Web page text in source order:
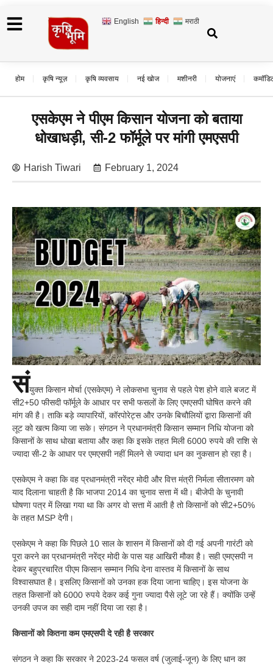
English हिन्दी मराठी
होम कृषि न्यूज़ कृषि व्यवसाय नई खोज मशीनरी योजनाएं
एसकेएम ने पीएम किसान योजना को बताया
धोखाधड़ी, सी-2 फॉर्मूले पर मांगी एमएसपी
Harish Tiwari February 1, 2024
संयुक्त किसान मोर्चा (एसकेएम) ने लोकसभा चुनाव से पहले पेश होने वाले बजट में
सी2+50 फीसदी फॉर्मूले के आधार पर सभी फसलों के लिए एमएसपी घोषित करने की
मांग की है। ताकि बड़े व्यापारियों, कॉरपोरेट्स और उनके बिचौलियों द्वारा किसानों की
लूट को खत्म किया जा सके। संगठन ने प्रधानमंत्री किसान सम्मान निधि योजना को
किसानों के साथ धोखा बताया और कहा कि इसके तहत मिली 6000 रुपये की राशि से
ज्यादा सी-2 के आधार पर एमएसपी नहीं मिलने से ज्यादा धन का नुकसान हो रहा है।
एसकेएम ने कहा कि वह प्रधानमंत्री नरेंद्र मोदी और वित्त मंत्री निर्मला सीतारमण को
याद दिलाना चाहती है कि भाजपा 2014 का चुनाव सत्ता में थी। बीजेपी के चुनावी
घोषणा पत्र में लिखा गया था कि अगर वो सत्ता में आती है तो किसानों को सी2+50%
के तहत MSP देगी।
एसकेएम ने कहा कि पिछले 10 साल के शासन में किसानों को दी गई अपनी गारंटी को
पूरा करने का प्रधानमंत्री नरेंद्र मोदी के पास यह आखिरी मौका है। सही एमएसपी न
देकर बहुप्रचारित पीएम किसान सम्मान निधि देना वास्तव में किसानों के साथ
विश्वासघात है। इसलिए किसानों को उनका हक दिया जाना चाहिए। इस योजना के
तहत किसानों को 6000 रुपये देकर कई गुना ज्यादा पैसे लूटे जा रहे हैं। क्योंकि उन्हें
उनकी उपज का सही दाम नहीं दिया जा रहा है।
किसानों को कितना कम एमएसपी दे रही है सरकार
संगठन ने कहा कि सरकार ने 2023-24 फसल वर्ष (जुलाई-जून) के लिए धान का